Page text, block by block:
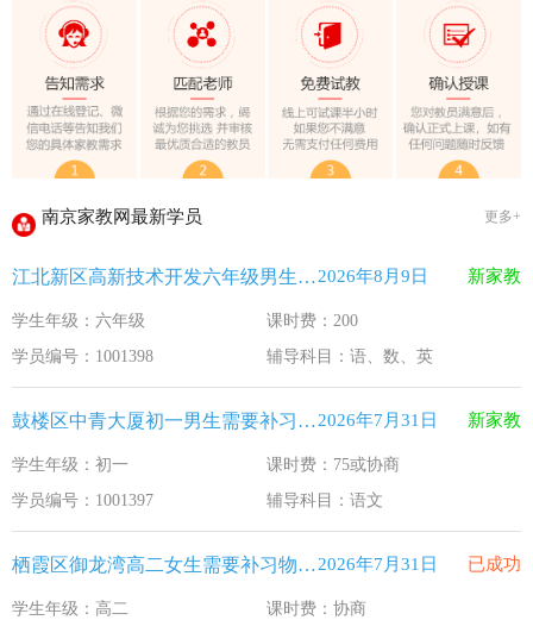
2025年12月江苏教育考试月历
最新！教育部等5部门发布20条举措
​2025年11月江苏教育考试月历
5个新突破！国新办发布会介绍“十四五”时期加快建设教育强
省教育厅最新发文！事关2026年普通高校综合评价招生改革 2026-4-10
我市2026年春季学期学生资助申请开始
速看！新学期开学安全提示！
致全省中小学生家长的一封信 2026-2-3
教育部关于做好2026年普通高校招生工作的通知 [教学(
江苏33个！教育部最新认定2025年第一批义务教育优质均
2025年12月江苏教育考试月历 2025-12-1
南京家教网最新学员 更多+
江北新区高新技术开发六年级男生需要补习语、数、英2026年8月9日 新家教
学生年级：六年级
课时费：200
学员编号：1001398
辅导科目：语、数、英
鼓楼区中青大厦初一男生需要补习语文2026年7月31日 新家教
学生年级：初一
课时费：75或协商
学员编号：1001397
辅导科目：语文
栖霞区御龙湾高二女生需要补习物理 化学2026年7月31日 已成功
学生年级：高二
课时费：协商